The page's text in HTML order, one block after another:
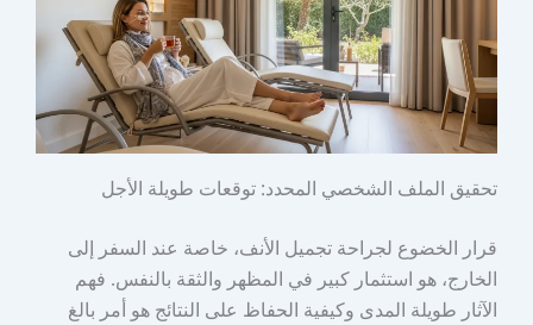
تحقيق الملف الشخصي المحدد: توقعات طويلة الأجل
قرار الخضوع لجراحة تجميل الأنف، خاصة عند السفر إلى
الخارج، هو استثمار كبير في المظهر والثقة بالنفس. فهم
الآثار طويلة المدى وكيفية الحفاظ على النتائج هو أمر بالغ